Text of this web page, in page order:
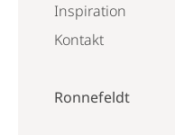
Inspiration
Kontakt
Ronnefeldt